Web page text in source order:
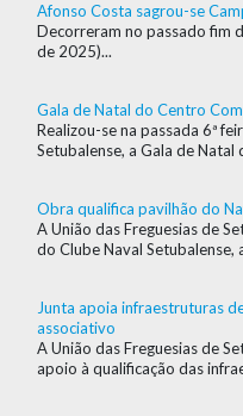
Afonso Costa sagrou-se
Decorreram no passado fim
de 2025)...
Gala de Natal do Centro
Realizou-se na passada 6ª
Setubalense, a Gala de Natal
Obra qualifica pavilhão do
A União das Freguesias de
do Clube Naval Setubalense,
Junta apoia infraestruturas
associativo
A União das Freguesias de
apoio à qualificação das